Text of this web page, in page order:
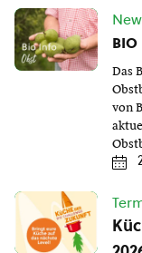
Das
von